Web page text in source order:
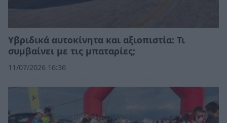
Υβριδικά αυτοκίνητα και αξιοπιστία: Τι
συμβαίνει με τις μπαταρίες;
11/07/2026 16:36